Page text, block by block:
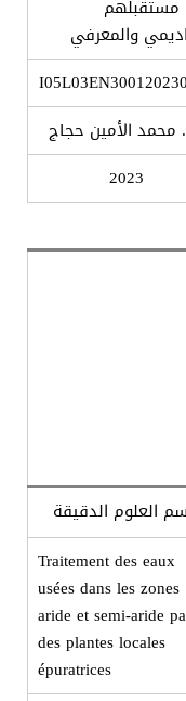
مستقبلھم
والمعرفي
محمد الأمین حجاج
2023
العلوم الدقيقة
Traitement des eaux
usées dans les zones
aride et semi-aride
des plantes locales
épuratrices